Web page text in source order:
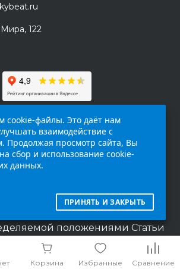
Корзина Избранные Сравнение
122
сайт (
информационный характер и
не является публичной
положениями Статьи
кодекса Российской
Федерации.
cookie-файлы. Это даёт нам
взаимодействие с
Продолжая просмотр сайта, Вы
сбор и использование cookie-
данных.
ПРИНЯТЬ И ЗАКРЫТЬ